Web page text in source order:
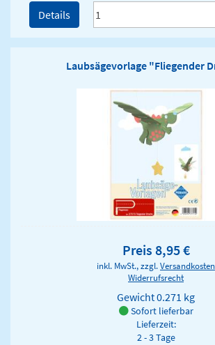
Details
Laubsägevorlage "Fliegender
Preis 8,95 €
inkl. MwSt., zzgl.Versandkosten
Widerrufsrecht
Gewicht0.271 kg
Sofort lieferbar
Lieferzeit:
2 - 3 Tage